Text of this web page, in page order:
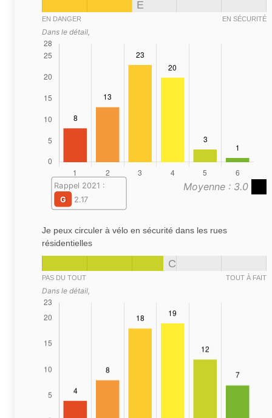
E
EN DANGER EN SÉCURITÉ
Dans le détail,
Moyenne : 3.0
Rappel 2021 :
G
2.17
Je peux circuler à vélo en sécurité dans les rues
résidentielles
C
PAS DU TOUT TOUT À FAIT
Dans le détail,